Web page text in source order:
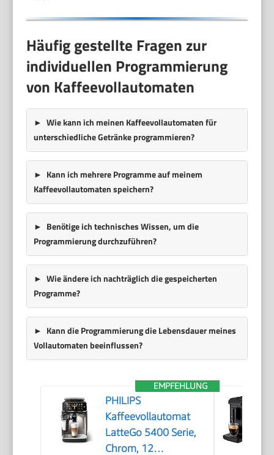
Häufig gestellte Fragen zur
individuellen Programmierung
von Kaffeevollautomaten
Wie kann ich meinen Kaffeevollautomaten für
unterschiedliche Getränke programmieren?
Kann ich mehrere Programme auf meinem
Kaffeevollautomaten speichern?
Benötige ich technisches Wissen, um die
Programmierung durchzuführen?
Wie ändere ich nachträglich die gespeicherten
Programme?
Kann die Programmierung die Lebensdauer meines
Vollautomaten beeinflussen?
EMPFEHLUNG
PHILIPS
Kaffeevollautomat
LatteGo 5400 Serie,
Chrom, 12